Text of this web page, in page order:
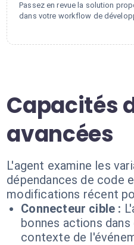
Passez en revue la solution
dans votre workflow de
Capacités
avancées
L'agent examine les
dépendances de code
modifications récent
Connecteur cible :
bonnes actions
contexte de